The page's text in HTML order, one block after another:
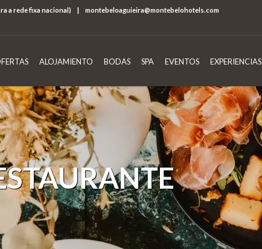
a rede fixa nacional) | montebeloaguieira@montebelohotels.com
ALOJAMIENTO BODAS SPA EVENTOS EXPERIENCIAS